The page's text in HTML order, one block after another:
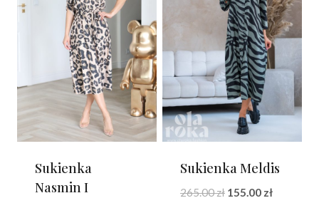
Sukienka
Nasmin I
Sukienka Meldis
265.00zł Pierwotna
155.00 złAktualna